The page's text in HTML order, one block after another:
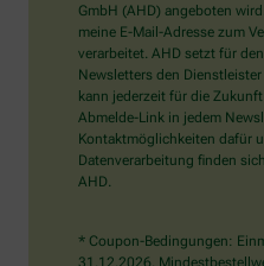
wählen
Sie
bitte
den
Baum.
GmbH (AHD) angeboten
meine E-Mail-Adresse zum
verarbeitet. AHD setzt für
Newsletters den
kann jederzeit für die
Abmelde-Link in jedem
Kontaktmöglichkeiten dafür
Datenverarbeitung finden
AHD.
* Coupon-Bedingungen: